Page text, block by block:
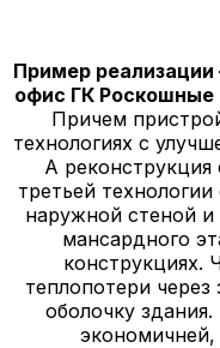
Пример
офис ГК
Причем
технологиях с
А
третьей
наружной стеной и
мансардного
конструкциях.
теплопотери
оболочку
экономичней,